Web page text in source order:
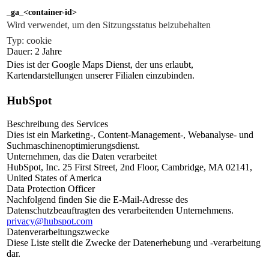
_ga_<container-id>
Wird verwendet, um den Sitzungsstatus beizubehalten
Typ: cookie
Dauer: 2 Jahre
Dies ist der Google Maps Dienst, der uns erlaubt,
Kartendarstellungen unserer Filialen einzubinden.
HubSpot
Beschreibung des Services
Dies ist ein Marketing-, Content-Management-, Webanalyse- und
Suchmaschinenoptimierungsdienst.
Unternehmen, das die Daten verarbeitet
HubSpot, Inc. 25 First Street, 2nd Floor, Cambridge, MA 02141,
United States of America
Data Protection Officer
Nachfolgend finden Sie die E-Mail-Adresse des
Datenschutzbeauftragten des verarbeitenden Unternehmens.
privacy@hubspot.com
Datenverarbeitungszwecke
Diese Liste stellt die Zwecke der Datenerhebung und -verarbeitung
dar.